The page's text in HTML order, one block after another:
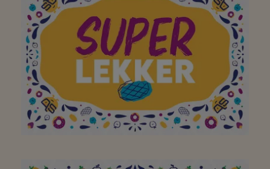
merci pour l'habituel
super accueil !